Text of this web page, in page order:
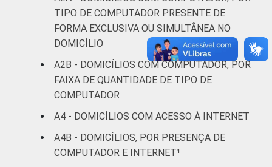
Não tem
9 3 5 15
Não sabe 5 2
respondeu
3 1 8 5
CLASSE
A 0
TIPO DE COMPUTADOR PRESENTE DE
FORMA EXCLUSIVA OU SIMULTÂNEA NO
DOMICÍLIO
A2B - DOMICÍLIOS COM COMPUTADOR, POR
FAIXA DE QUANTIDADE DE TIPO DE
COMPUTADOR
A4 - DOMICÍLIOS COM ACESSO À INTERNET
A4B - DOMICÍLIOS, POR PRESENÇA DE
COMPUTADOR E INTERNET¹